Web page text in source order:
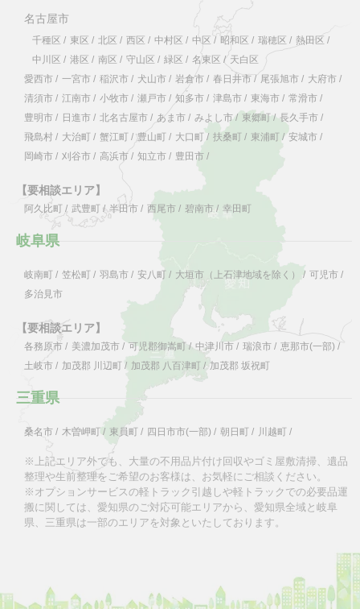
名古屋市
千種区 / 東区 / 北区 / 西区 / 中村区 / 中区 / 昭和区 / 瑞穂区 / 熱田区 /
中川区 / 港区 / 南区 / 守山区 / 緑区 / 名東区 / 天白区
愛西市 / 一宮市 / 稲沢市 / 犬山市 / 岩倉市 / 春日井市 / 尾張旭市 / 大府市 /
清須市 / 江南市 / 小牧市 / 瀬戸市 / 知多市 / 津島市 / 東海市 / 常滑市 /
豊明市 / 日進市 / 北名古屋市 / あま市 / みよし市/ 東郷町 / 長久手市 /
飛島村 / 大治町 / 蟹江町 / 豊山町 / 大口町 / 扶桑町 / 東浦町 / 安城市 /
岡崎市 / 刈谷市 / 高浜市 / 知立市 / 豊田市 /
【要相談エリア】
阿久比町 / 武豊町 / 半田市 / 西尾市 / 碧南市 / 幸田町
岐阜県
岐南町 / 笠松町 / 羽島市 / 安八町 / 大垣市（上石津地域を除く） / 可児市 /
多治見市
【要相談エリア】
各務原市 / 美濃加茂市 / 可児郡御嵩町/ 中津川市 / 瑞浪市 / 恵那市(一部) /
土岐市 / 加茂郡 川辺町 / 加茂郡 八百津町 / 加茂郡 坂祝町
三重県
桑名市 / 木曽岬町/ 東員町 / 四日市市(一部) / 朝日町 / 川越町 /
※上記エリア外でも、大量の不用品片付け回収やゴミ屋敷清掃、遺品
整理や生前整理をご希望のお客様は、お気軽にご相談ください。
※オプションサービスの軽トラック引越しや軽トラックでの必要品運
搬に関しては、愛知県のご対応可能エリアから、愛知県全域と岐阜
県、三重県は一部のエリアを対象といたしております。